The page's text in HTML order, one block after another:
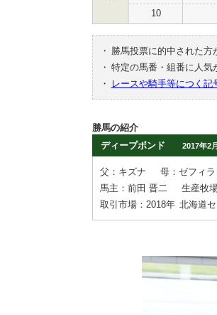
10
・
勝馬投票に的中された
・ 特定の馬番・組番に人気
・
レースや騎手等につく記
勝馬の紹介
ディープボンド
2017年2
父：キズナ
母：ゼフィラ
馬主：前田 晋二
生産牧
取引市場：2018年 北海道